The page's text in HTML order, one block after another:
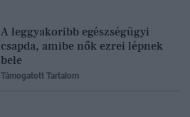
A leggyakoribb egészségügyi
csapda, amibe nők ezrei lépnek
bele
Támogatott Tartalom